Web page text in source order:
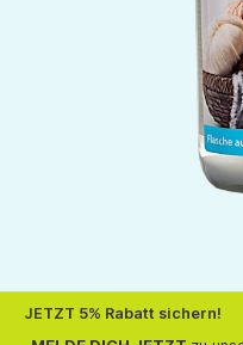
JETZT 5% Rabatt sichern!